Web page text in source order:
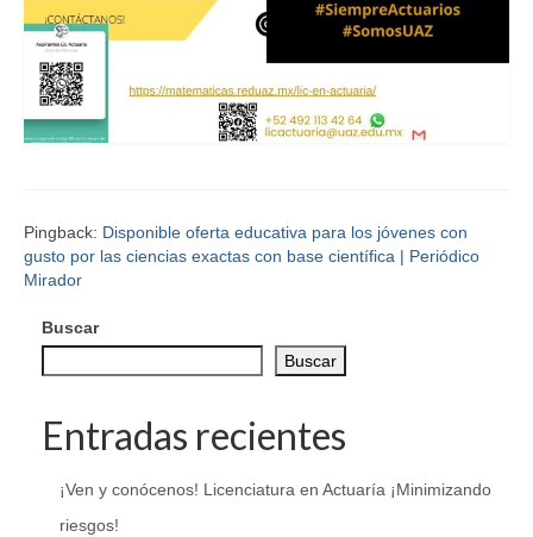
Pingback: Disponible oferta educativa para los jóvenes con
gusto por las ciencias exactas con base científica | Periódico
Mirador
Buscar
Buscar
Entradas recientes
¡Ven y conócenos! Licenciatura en Actuaría ¡Minimizando
riesgos!